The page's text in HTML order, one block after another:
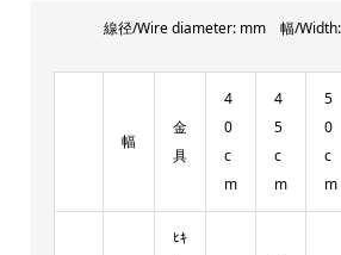
線径/Wire diameter: mm 幅/
幅
金
具
4
0
c
m
4
5
c
m
5
0
c
m
ﾋｷ